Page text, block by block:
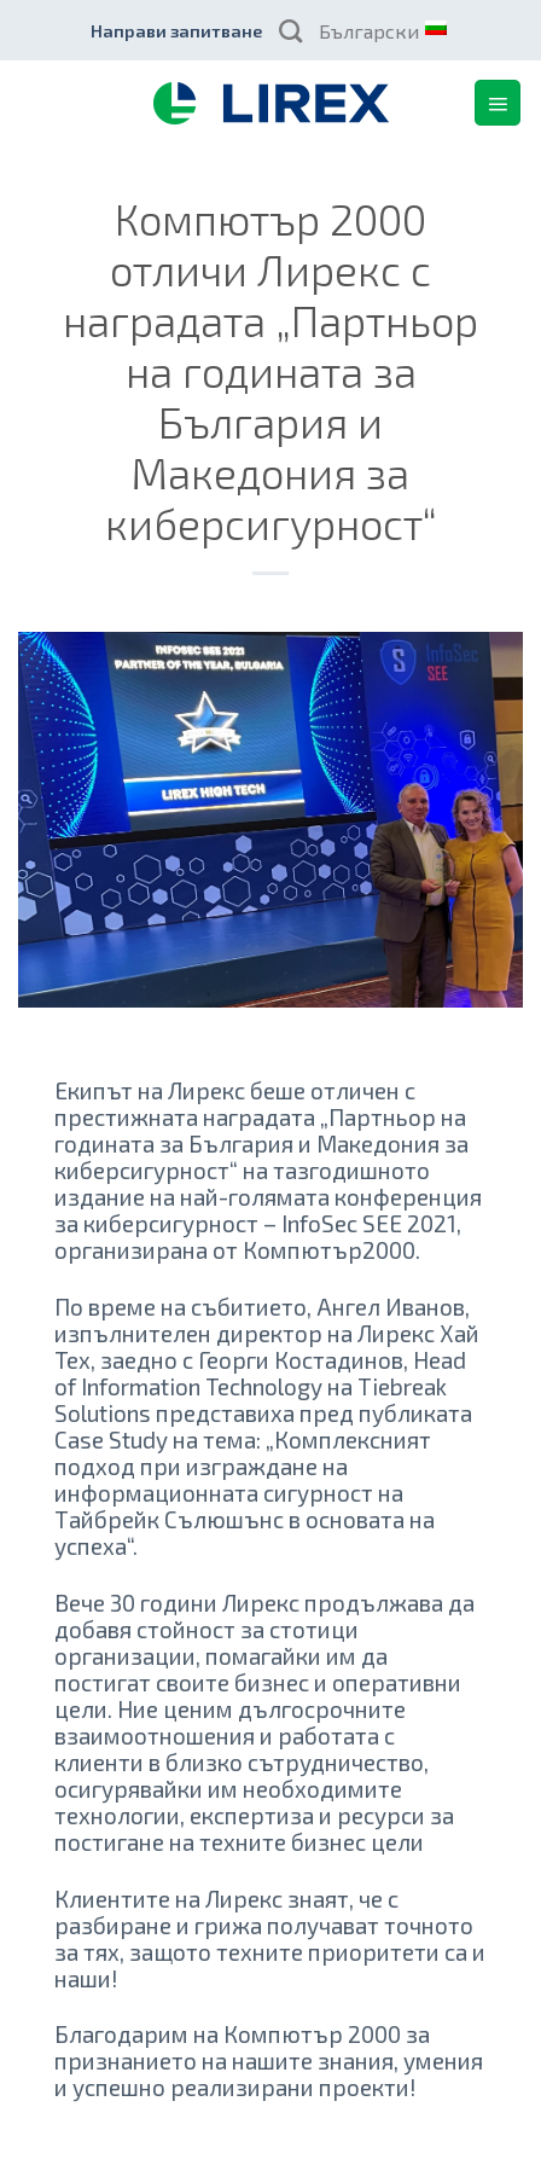
content
Направи запитване Български
Компютър 2000
отличи Лирекс с
наградата „Партньор
на годината за
България и
Македония за
киберсигурност“
Екипът на Лирекс беше отличен с
престижната наградата „Партньор на
годината за България и Македония за
киберсигурност“ на тазгодишното
издание на най-голямата конференция
за киберсигурност – InfoSec SEE 2021,
организирана от Компютър2000.
По време на събитието, Ангел Иванов,
изпълнителен директор на Лирекс Хай
Тех, заедно с Георги Костадинов, Head
of Information Technology на Tiebreak
Solutions представиха пред публиката
Case Study на тема: „Комплексният
подход при изграждане на
информационната сигурност на
Тайбрейк Сълюшънс в основата на
успеха“.
Вече 30 години Лирекс продължава да
добавя стойност за стотици
организации, помагайки им да
постигат своите бизнес и оперативни
цели. Ние ценим дългосрочните
взаимоотношения и работата с
клиенти в близко сътрудничество,
осигурявайки им необходимите
технологии, експертиза и ресурси за
постигане на техните бизнес цели
Клиентите на Лирекс знаят, че с
разбиране и грижа получават точното
за тях, защото техните приоритети са и
наши!
Благодарим на Компютър 2000 за
признанието на нашите знания, умения
и успешно реализирани проекти!